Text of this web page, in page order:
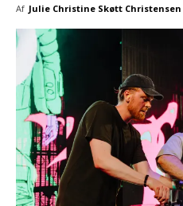
Af Julie Christine Skøtt Christensen